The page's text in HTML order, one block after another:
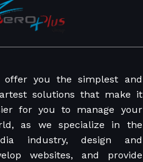
offer you the simplest and
solutions that make it
for you to manage your
as we specialize in the
industry, design and
websites, and provide